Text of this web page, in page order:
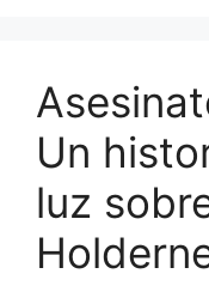
Un
luz